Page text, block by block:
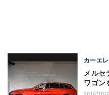
カーエ
メルセ
ワゴン
2014/10/